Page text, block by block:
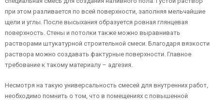
при этом разливается по всей поверхности, заполняя мельчайшие
щели и углы. После высыхания образуется ровная глянцевая
поверхность. Стены и потолки также можно выравнивать
растворами штукатурной строительной смеси. Благодаря вязкости
раствора можно создавать фактурные поверхности. Главное
требование к такому материалу – адгезия.
Несмотря на такую универсальность смесей для внутренних работ,
необходимо помнить о том, что в помещениях с повышенной